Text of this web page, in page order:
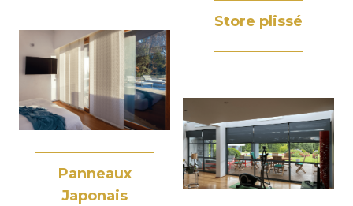
Store plissé
Panneaux
Japonais